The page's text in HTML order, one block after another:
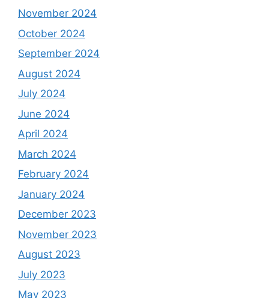
November 2024
October 2024
September 2024
August 2024
July 2024
June 2024
April 2024
March 2024
February 2024
January 2024
December 2023
November 2023
August 2023
July 2023
May 2023